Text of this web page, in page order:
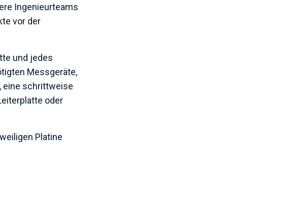
Ingenieurteams
vor der
und jedes
Messgeräte,
eine schrittweise
oder
Platine